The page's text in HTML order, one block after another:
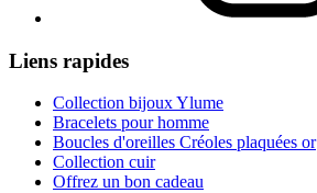
Liens rapides
Collection bijoux Ylume
Bracelets pour homme
Boucles d'oreilles Créoles plaquées or
Collection cuir
Offrez un bon cadeau